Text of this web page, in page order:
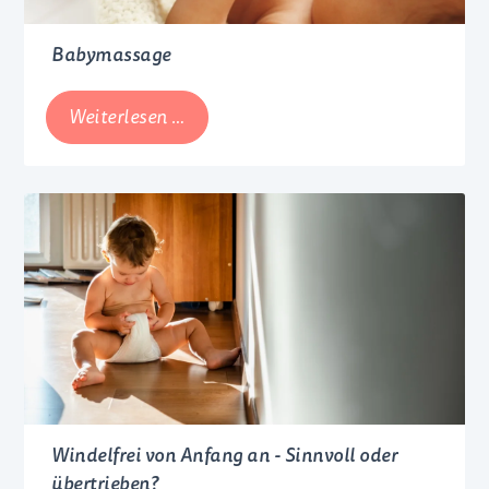
Babymassage
Weiterlesen … Babymassage
Windelfrei von Anfang an - Sinnvoll oder